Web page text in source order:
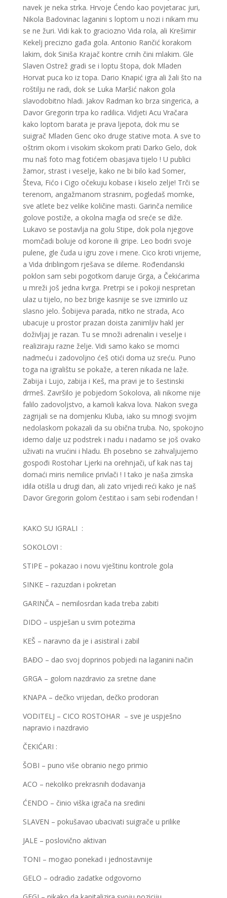
navek je neka strka. Hrvoje Ćendo kao povjetarac juri,
Nikola Badovinac laganini s loptom u nozi i nikam mu
se ne žuri. Vidi kak to graciozno Vida rola, ali Krešimir
Kekelj precizno gađa gola. Antonio Rančić korakom
lakim, dok Siniša Krajač kontre crnih čini mlakim. Gle
Slaven Ostrež gradi se i loptu štopa, dok Mladen
Horvat puca ko iz topa. Dario Knapić igra ali žali što na
roštilju ne radi, dok se Luka Maršić nakon gola
slavodobitno hladi. Jakov Radman ko brza singerica, a
Davor Gregorin trpa ko radilica. Vidjeti Acu Vračara
kako loptom barata je prava ljepota, dok mu se
suigrač Mladen Genc oko druge stative mota. A sve to
oštrim okom i visokim skokom prati Darko Gelo, dok
mu naš foto mag fotićem obasjava tijelo ! U publici
žamor, strast i veselje, kako ne bi bilo kad Somer,
Števa, Fićo i Cigo očekuju kobase i kiselo zelje! Trči se
terenom, angažmanom strasnim, pogledaš momke,
sve atlete bez velike količine masti. Garinča nemilice
golove postiže, a okolna magla od sreće se diže.
Lukavo se postavlja na golu Stipe, dok pola njegove
momčadi boluje od korone ili gripe. Leo bodri svoje
pulene, gle čuda u igru zove i mene. Cico kroti vrijeme,
a Vida driblingom rješava se dileme. Rođendanski
poklon sam sebi pogotkom daruje Grga, a Čekićarima
u mreži još jedna kvrga. Pretrpi se i pokoji nespretan
ulaz u tijelo, no bez brige kasnije se sve izmirilo uz
slasno jelo. Šobijeva parada, nitko ne strada, Aco
ubacuje u prostor prazan doista zanimljiv hakl jer
doživljaj je razan. Tu se množi adrenalin i veselje i
realiziraju razne želje. Vidi samo kako se momci
nadmeću i zadovoljno ćeš otići doma uz sreću. Puno
toga na igralištu se pokaže, a teren nikada ne laže.
Zabija i Lujo, zabija i Keš, ma pravi je to šestinski
drmeš. Završilo je pobjedom Sokolova, ali nikome nije
falilo zadovoljstvo, a kamoli kakva lova. Nakon svega
zagrijali se na domjenku Kluba, iako su mnogi svojim
nedolaskom pokazali da su obična truba. No, spokojno
idemo dalje uz podstrek i nadu i nadamo se još ovako
uživati na vrućini i hladu. Eh posebno se zahvaljujemo
gospođi Rostohar Ljerki na orehnjači, uf kak nas taj
domaći miris nemilice privlači ! I tako je naša zimska
idila otišla u drugi dan, ali zato vrijedi reći kako je naš
Davor Gregorin golom čestitao i sam sebi rođendan !
KAKO SU IGRALI :
SOKOLOVI :
STIPE – pokazao i novu vještinu kontrole gola
SINKE – razuzdan i pokretan
GARINČA – nemilosrdan kada treba zabiti
DIDO – uspješan u svim potezima
KEŠ – naravno da je i asistiral i zabil
BAĐO – dao svoj doprinos pobjedi na laganini način
GRGA – golom nazdravio za sretne dane
KNAPA – dečko vrijedan, dečko prodoran
VODITELJ – CICO ROSTOHAR – sve je uspješno
napravio i nazdravio
ČEKIĆARI :
ŠOBI – puno više obranio nego primio
ACO – nekoliko prekrasnih dodavanja
ĆENDO – činio viška igrača na sredini
SLAVEN – pokušavao ubacivati suigrače u prilike
JALE – poslovično aktivan
TONI – mogao ponekad i jednostavnije
GELO – odradio zadatke odgovorno